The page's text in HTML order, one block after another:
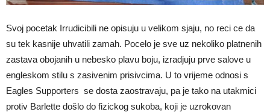
Svoj pocetak Irrudicibili ne opisuju u velikom sjaju, no reci ce da
su tek kasnije uhvatili zamah. Pocelo je sve uz nekoliko platnenih
zastava obojanih u nebesko plavu boju, izradjuju prve salove u
engleskom stilu s zasivenim prisivcima. U to vrijeme odnosi s
Eagles Supporters se dosta zaostravaju, pa je tako na utakmici
protiv Barlette došlo do fizickog sukoba, koji je uzrokovan